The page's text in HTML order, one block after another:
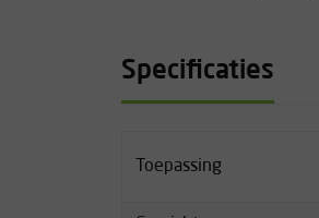
Specificaties
Toepassing